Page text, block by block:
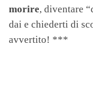
morire, diventare
dai e chiederti di
avvertito! ***